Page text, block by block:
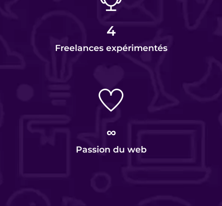
4
Freelances expérimentés
∞
Passion du web